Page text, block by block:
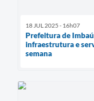
18 JUL 2025 - 16h07
Prefeitura de
infraestrutura e
semana